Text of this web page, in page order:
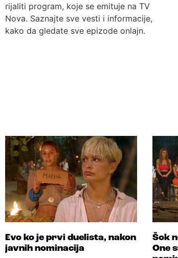
rijaliti program, koje se emituje na TV
Nova. Saznajte sve vesti i informacije,
kako da gledate sve epizode onlajn.
Evo ko je prvi duelista, nakon
javnih nominacija
Šok
One